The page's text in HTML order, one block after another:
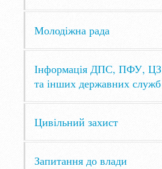
Молодіжна рада
Інформація ДПС, ПФУ, ЦЗ
та інших державних служб
Цивільний захист
Запитання до влади